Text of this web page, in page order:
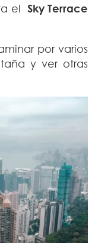
el Sky Terrace
por varios
y ver otras